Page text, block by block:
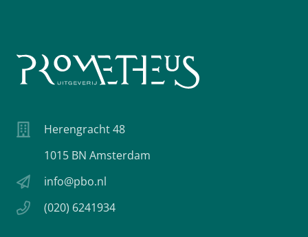
Herengracht 48
1015 BN Amsterdam
info@pbo.nl
(020) 6241934